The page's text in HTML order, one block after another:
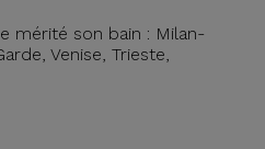
mérité son bain : Milan-
Venise, Trieste,